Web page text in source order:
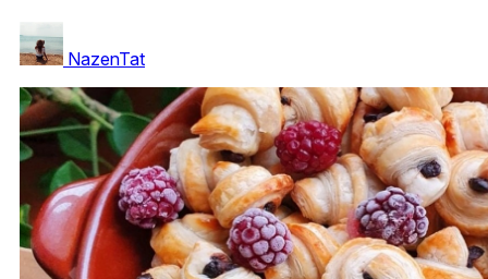
NazenTat